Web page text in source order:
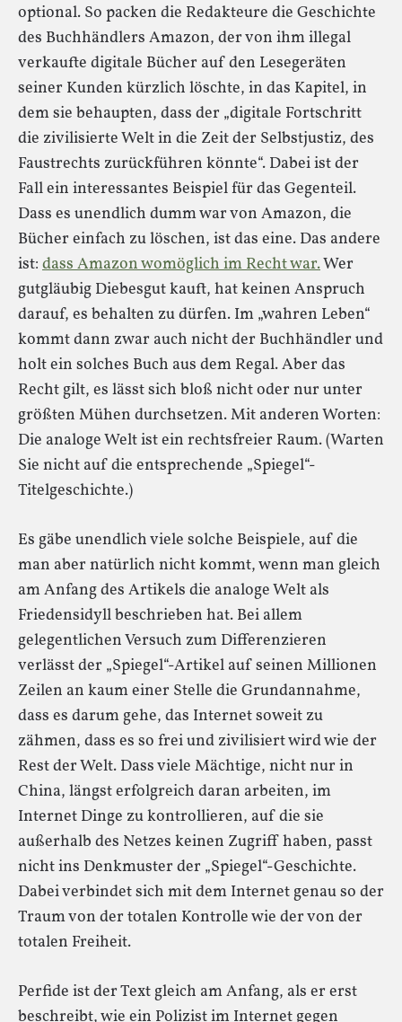
optional. So packen die Redakteure die Geschichte
des Buchhändlers Amazon, der von ihm illegal
verkaufte digitale Bücher auf den Lesegeräten
seiner Kunden kürzlich löschte, in das Kapitel, in
dem sie behaupten, dass der „digitale Fortschritt
die zivilisierte Welt in die Zeit der Selbstjustiz, des
Faustrechts zurückführen könnte“. Dabei ist der
Fall ein interessantes Beispiel für das Gegenteil.
Dass es unendlich dumm war von Amazon, die
Bücher einfach zu löschen, ist das eine. Das andere
ist: dass Amazon womöglich im Recht war.Wer
gutgläubig Diebesgut kauft, hat keinen Anspruch
darauf, es behalten zu dürfen. Im „wahren Leben“
kommt dann zwar auch nicht der Buchhändler und
holt ein solches Buch aus dem Regal. Aber das
Recht gilt, es lässt sich bloß nicht oder nur unter
größten Mühen durchsetzen. Mit anderen Worten:
Die analoge Welt ist ein rechtsfreier Raum. (Warten
Sie nicht auf die entsprechende „Spiegel“-
Titelgeschichte.)
Es gäbe unendlich viele solche Beispiele, auf die
man aber natürlich nicht kommt, wenn man gleich
am Anfang des Artikels die analoge Welt als
Friedensidyll beschrieben hat. Bei allem
gelegentlichen Versuch zum Differenzieren
verlässt der „Spiegel“-Artikel auf seinen Millionen
Zeilen an kaum einer Stelle die Grundannahme,
dass es darum gehe, das Internet soweit zu
zähmen, dass es so frei und zivilisiert wird wie der
Rest der Welt. Dass viele Mächtige, nicht nur in
China, längst erfolgreich daran arbeiten, im
Internet Dinge zu kontrollieren, auf die sie
außerhalb des Netzes keinen Zugriff haben, passt
nicht ins Denkmuster der „Spiegel“-Geschichte.
Dabei verbindet sich mit dem Internet genau so der
Traum von der totalen Kontrolle wie der von der
totalen Freiheit.
Perfide ist der Text gleich am Anfang, als er erst
beschreibt, wie ein Polizist im Internet gegen